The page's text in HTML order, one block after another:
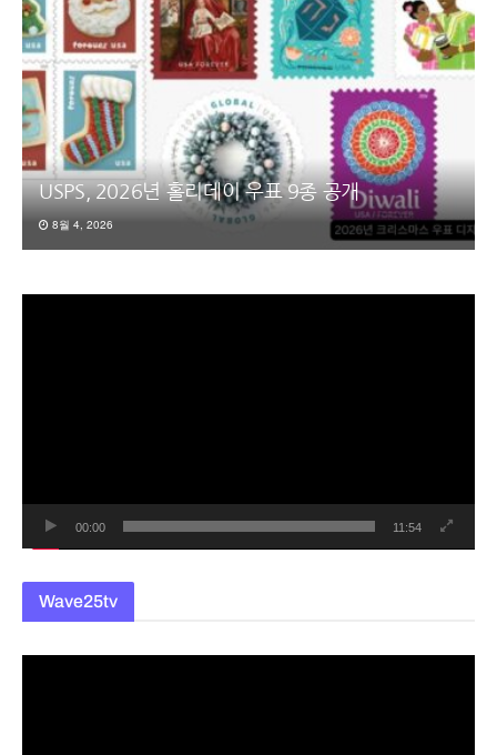
USPS, 2026년 홀리데이 우표 9종 공개
8월 4, 2026
00:00 11:54
Wave25tv